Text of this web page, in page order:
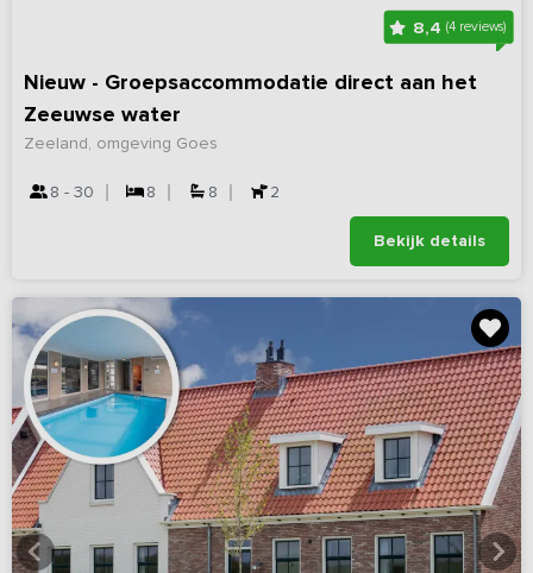
8,4(4 reviews)
Nieuw - Groepsaccommodatie direct aan het
Zeeuwse water
Zeeland, omgeving Goes
8 - 30 8 8 2
Bekijk details